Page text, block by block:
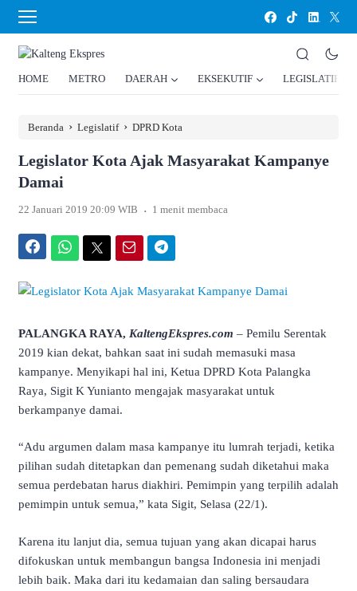
HOME METRO DAERAH EKSEKUTIF LEGISLATIF
Beranda › Legislatif › DPRD Kota
Legislator Kota Ajak Masyarakat Kampanye
Damai
22 Januari 2019 20:09 WIB . 1 menit membaca
PALANGKA RAYA, KaltengEkspres.com – Pemilu Serentak
2019 kian dekat, bahkan saat ini sudah memasuki masa
kampanye. Menyikapi hal ini, Ketua DPRD Kota Palangka
Raya, Sigit K Yunianto mengajak masyarakat untuk
berkampanye damai.
“Adu argumen dalam masa kampanye itu lumrah terjadi, ketika
pilihan sudah ditetapkan dan pemenang sudah diketahui maka
semua perdebatan harus diakhiri. Pemimpin yang terpilih adalah
pemimpin untuk semua,” kata Sigit, Selasa (22/1).
Karena itu lanjut dia, semua tujuan yang akan dicapai harus
difokuskan untuk membangun bangsa Indonesia ini menjadi
lebih baik. Maka dari itu kedamaian dan saling bersaudara